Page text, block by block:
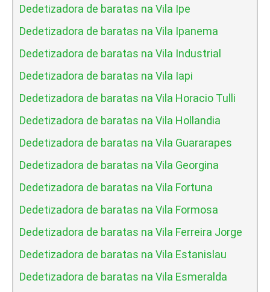
Dedetizadora de baratas na Vila Ipe
Dedetizadora de baratas na Vila Ipanema
Dedetizadora de baratas na Vila Industrial
Dedetizadora de baratas na Vila Iapi
Dedetizadora de baratas na Vila Horacio Tulli
Dedetizadora de baratas na Vila Hollandia
Dedetizadora de baratas na Vila Guararapes
Dedetizadora de baratas na Vila Georgina
Dedetizadora de baratas na Vila Fortuna
Dedetizadora de baratas na Vila Formosa
Dedetizadora de baratas na Vila Ferreira Jorge
Dedetizadora de baratas na Vila Estanislau
Dedetizadora de baratas na Vila Esmeralda